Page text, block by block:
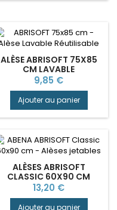
ALÈSE ABRISOFT 75X85
CM LAVABLE
Prix
9,85 €
Ajouter au panier
ALÈSES ABRISOFT
CLASSIC 60X90 CM
JETABLES ABENA
Prix
13,20 €
Ajouter au panier